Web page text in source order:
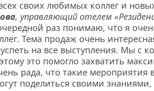
, управляющий отелем
раз понимаю, что я
Тема продаж очень
на все выступления. Мы с
это помогло захватить
рада, что такие мероприятия
поделиться своими